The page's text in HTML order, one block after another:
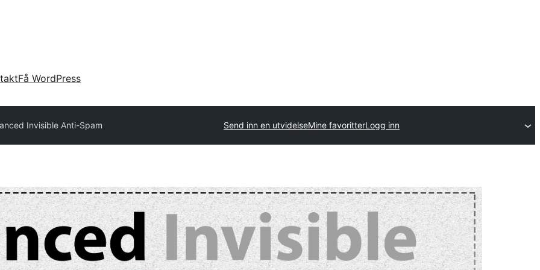
Få WordPress
Invisible Anti-Spam Send inn en utvidelseMine favoritterLogg inn